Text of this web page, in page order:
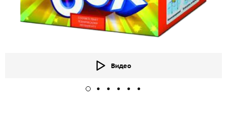
Видео